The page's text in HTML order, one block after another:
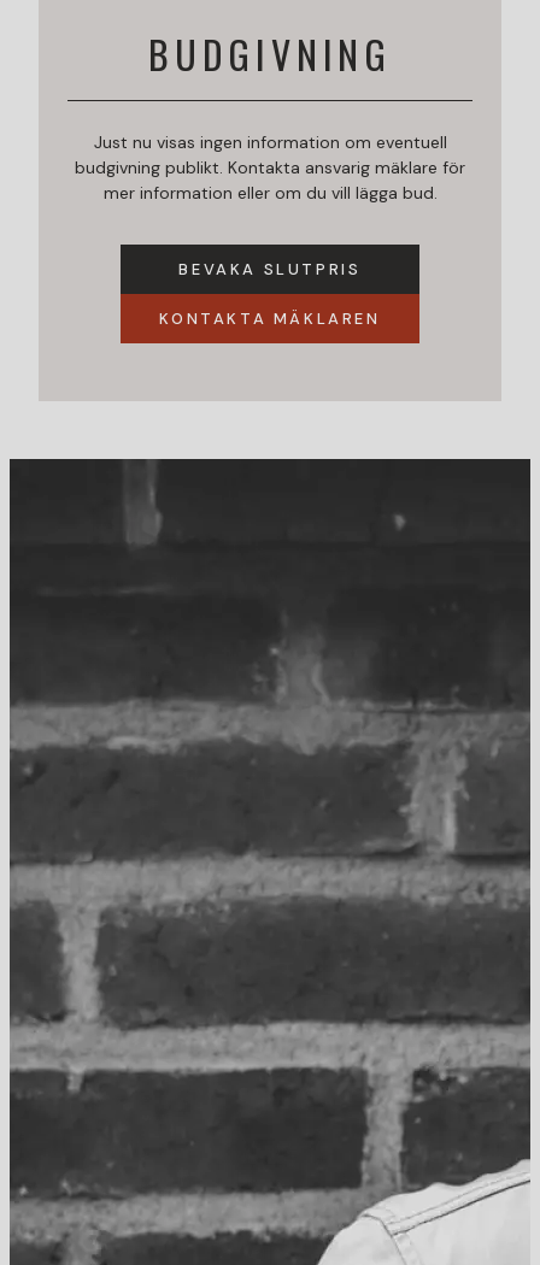
BUDGIVNING
Just nu visas ingen information om eventuell
budgivning publikt. Kontakta ansvarig mäklare för
mer information eller om du vill lägga bud.
BEVAKA SLUTPRIS
KONTAKTA MÄKLAREN